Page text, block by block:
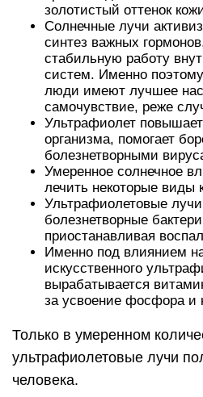
золотистый оттенок
Солнечные лучи
синтез важных
стабильную работу
систем. Именно
люди имеют лучшее
самочувствие, реже
Ультрафиолет
организма, помогает
болезнетворными
Умеренное солнечное
лечить некоторые виды
Ультрафиолетовые
болезнетворные
приостанавливая
Именно под влиянием
искусственного
вырабатывается
за усвоение фосфора и
Только в умеренном
ультрафиолетовые лучи
человека.